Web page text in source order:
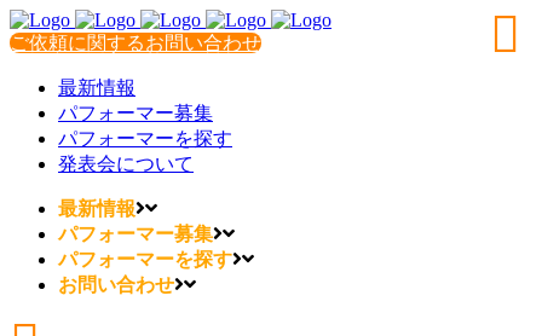
ご依頼に関するお問い合わせ
最新情報
パフォーマー募集
パフォーマーを探す
発表会について
最新情報
パフォーマー募集
パフォーマーを探す
お問い合わせ